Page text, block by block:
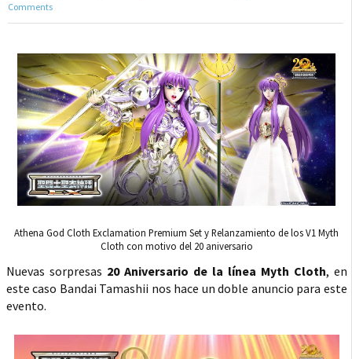
Comments
Athena God Cloth Exclamation Premium Set y Relanzamiento de los V1 Myth
Cloth con motivo del 20 aniversario
Nuevas sorpresas 20 Aniversario de la línea Myth Cloth, en
este caso Bandai Tamashii nos hace un doble anuncio para este
evento.